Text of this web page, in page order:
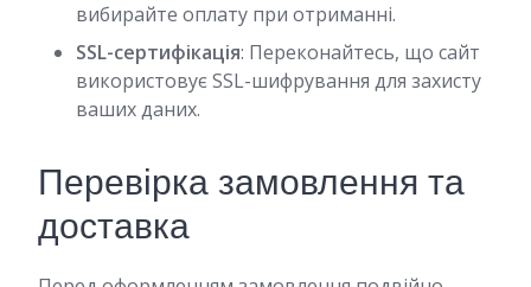
вибирайте оплату при отриманні.
SSL-сертифікація: Переконайтесь, що сайт
використовує SSL-шифрування для захисту
ваших даних.
Перевірка замовлення та
доставка